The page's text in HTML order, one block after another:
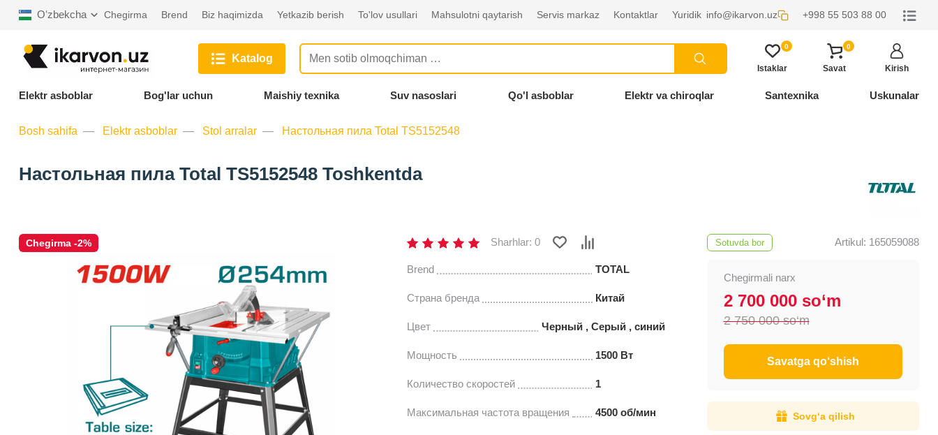
Oʻzbekcha Chegirma Brend Biz haqimizda Yetkazib berish To'lov usullari Mahsulotni qaytarish Servis markaz Kontaktlar Yuridik info@ikarvon.uz +998 55 503 88 00
Katalog
0
Istaklar
0
Savat Kirish
Elektr asboblar Bog'lar uchun Maishiy texnika Suv nasoslari Qo'l asboblar Elektr va chiroqlar Santexnika Uskunalar
Bosh sahifa Elektr asboblar Stol arralar Настольная пила Total TS5152548
Настольная пила Total TS5152548 Toshkentda
Chegirma -2% Sharhlar: 0
Brend TOTAL
Страна бренда Китай
Цвет Черный , Серый , синий
Мощность 1500 Вт
Количество скоростей 1
Максимальная частота вращения 4500 об/мин
Sotuvda bor Artikul: 165059088
Chegirmali narx
2 700 000 so‘m
2 750 000 so‘m
Savatga qo‘shish
Sovg‘a qilish